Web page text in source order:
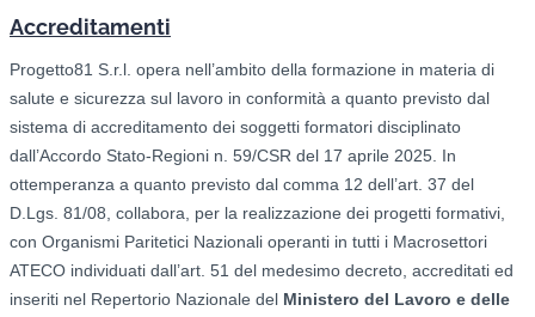
Accreditamenti
Progetto81 S.r.l. opera nell’ambito della formazione in materia di
salute e sicurezza sul lavoro in conformità a quanto previsto dal
sistema di accreditamento dei soggetti formatori disciplinato
dall’Accordo Stato-Regioni n. 59/CSR del 17 aprile 2025. In
ottemperanza a quanto previsto dal comma 12 dell’art. 37 del
D.Lgs. 81/08, collabora, per la realizzazione dei progetti formativi,
con Organismi Paritetici Nazionali operanti in tutti i Macrosettori
ATECO individuati dall’art. 51 del medesimo decreto, accreditati ed
inseriti nel Repertorio Nazionale del Ministero del Lavoro e delle